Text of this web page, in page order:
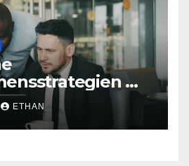
mit
Wirkung
ETHAN